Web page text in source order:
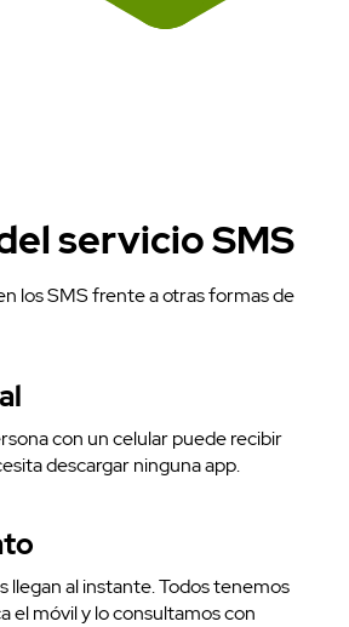
servicio SMS
los SMS frente a otras formas de
con un celular puede recibir
descargar ninguna app.
llegan al instante. Todos tenemos
el móvil y lo consultamos con